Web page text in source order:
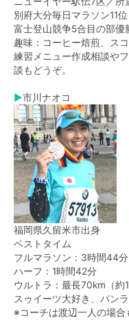
別府大分毎日マラソン11
富士登山競争5合目の部優
趣味：コーヒー焙煎、ス
練習メニュー作成相談や
談もどうぞ。
▶市川ナオコ
福岡県久留米市出身
ベストタイム
フルマラソン：3時間44分
ハーフ：1時間42分
ウルトラ：最長70km（約
スゥイーツ大好き、パン
※コーチは渡辺一人の場合